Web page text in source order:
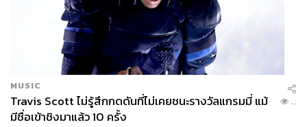
MUSIC
Travis Scott ไม่รู้สึกกดดันที่ไม่เคยชนะรางวัลแกรมมี่ แม้
มีชื่อเข้าชิงมาแล้ว 10 ครั้ง
...